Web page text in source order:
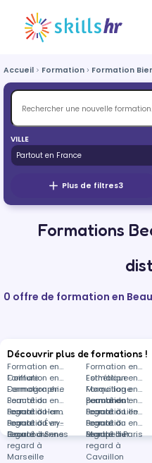
Accueil Formation Formation
VILLE
Plus de filtres3
Formations
0 offre de formation en
Découvrir plus de formations !
Formation en
Coiffure
Formation en
Esthétique
Formation en
Dermographie
Formation en
Maquillage
permanent
Formation en
Beauté du
regard à Ham
Formation en
Beauté du
regard à Lille
Formation en
Beauté du
regard à Évry-
Courcouronnes
Formation en
Beauté du
regard à
Montpellier
Formation en
Beauté du
regard à Sens
Formation en
Beauté du
regard à Paris
Formation en
Beauté du
regard à
Marseille
Formation en
Beauté du
regard à
Cavaillon